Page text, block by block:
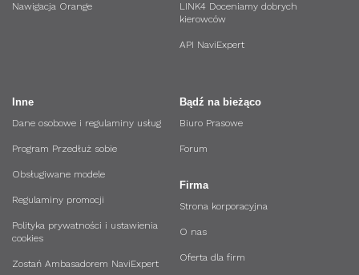
Nawigacja Orange
LINK4 Doceniamy dobrych
kierowców
API NaviExpert
Bądź na bieżąco
Biuro Prasowe
Forum
Firma
Strona korporacyjna
O nas
Oferta dla firm
Inne
Dane osobowe i regulaminy usług
Program Przedłuż sobie
Obsługiwane modele
Regulaminy promocji
Polityka prywatności i ustawienia
cookies
Zostań Ambasadorem NaviExpert